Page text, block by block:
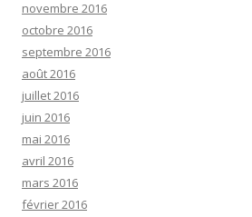
novembre 2016
octobre 2016
septembre 2016
août 2016
juillet 2016
juin 2016
mai 2016
avril 2016
mars 2016
février 2016